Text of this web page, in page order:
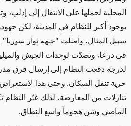
المحلية لحملها على الانتقال إلى إدلب،
بوجود أكبر للنظام في المدينة، لكن
سبيل المثال، واصلت "جبهة ثوار سوريا"
في درعا، وتصدّت لوحدات الجيش
لدرجة دفعت النظام إلى إرسال فرق
حرية تنقل السكان. وحتى هذا
تنازلات من المعارضة، لذلك غيّر النظام
الماضي وشن هجوماً واسع النطاق.